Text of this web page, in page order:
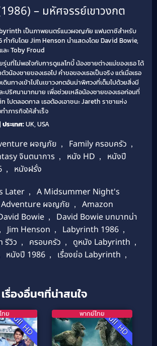
– มหัศจรรย์เขาวงกต
เป็นภาพยนตร์แนวผจญภัย แฟนตาซีสำหรับ
กำกับโดย Jim Henson นำแสดงโดย David Bowie,
ะ Toby Froud
รุ่นที่ไม่พอใจกับการดูแลโทบี้ น้องชายต่างแม่ของเธอ ได้
วน้องชายของเธอไป คำขอของเธอเป็นจริง แต่เมื่อเธอ
นทางเข้าไปในเขาวงกตอันน่าพิศวงที่เต็มไปด้วยสิ่งมี
ปริศนามากมาย เพื่อช่วยเหลือน้องชายของเธอก่อนที่
ไปตลอดกาล เธอต้องเอาชนะ Jareth ราชาแห่ง
ำภารกิจให้สำเร็จ
ประเทศ:UK, USA
ผจญภัย , Family ครอบครัว ,
จินตนาการ , หนัง HD ,
หนังปี
, หนังฝรั่ง
Later ,
A Midsummer Night's
Adventure ผจญภัย ,
Amazon
Bowie ,
David Bowie บทบาทน่า
, Jim Henson , Labyrinth 1986 ,
รีวิว , ครอบครัว , ดูหนัง Labyrinth ,
หนังปี 1986 , เรื่องย่อ Labyrinth ,
เรื่องอื่นๆที่น่าสนใจ
Full HD
ทย Full HD
พากย์ไทย